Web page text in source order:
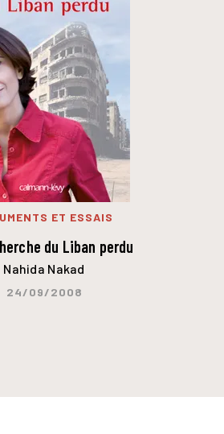
ET ESSAIS
du Liban perdu
Nahida Nakad
24/09/2008